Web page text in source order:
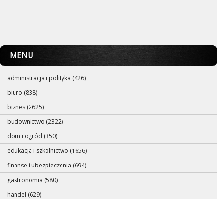
MENU
administracja i polityka (426)
biuro (838)
biznes (2625)
budownictwo (2322)
dom i ogród (350)
edukacja i szkolnictwo (1656)
finanse i ubezpieczenia (694)
gastronomia (580)
handel (629)